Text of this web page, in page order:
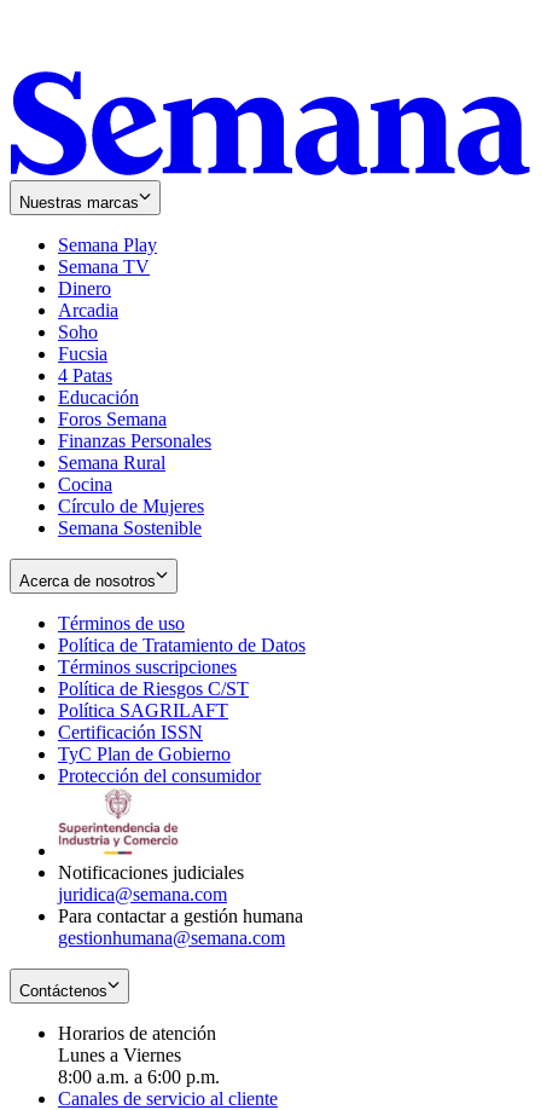
Nuestras marcas
Semana Play
Semana TV
Dinero
Arcadia
Soho
in
new
window
Fucsia
in
new
window
4 Patas
Educación
Foros Semana
Finanzas Personales
Semana Rural
Cocina
Círculo de Mujeres
Semana Sostenible
Acerca de nosotros
Términos de uso
in
new
window
Política de Tratamiento de Datos
Términos suscripciones
in
Política de Riesgos C/ST
Política SAGRILAFT
new
window
Certificación ISSN
in
new
TyC Plan de Gobierno
in
Protección del consumidorOpens
Notificaciones judiciales
juridica@semana.com
Para contactar a gestión humana
gestionhumana@semana.com
Contáctenos
Horarios de atención
Lunes a Viernes
8:00 a.m. a 6:00 p.m.
Canales de servicio al cliente